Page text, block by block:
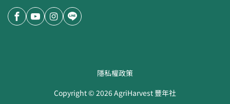
隱私權政策
Copyright ©2026AgriHarvest 豐年社